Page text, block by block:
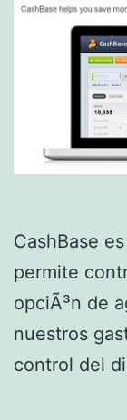
CashBase
permite
opciÃ³n de
nuestros
control del